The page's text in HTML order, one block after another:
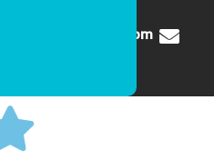
Digione1360@gmail.com